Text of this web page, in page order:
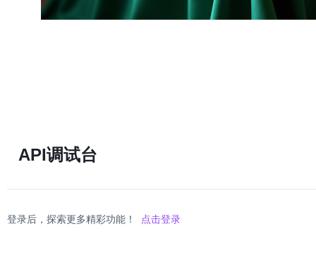
API调试台
登录后，探索更多精彩功能！ 点击登录